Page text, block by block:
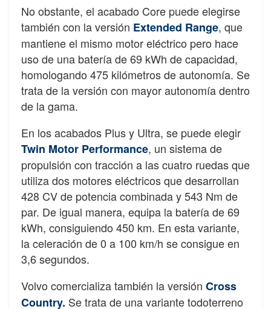
No obstante, el acabado Core puede elegirse
también con la versión Extended Range, que
mantiene el mismo motor eléctrico pero hace
uso de una batería de 69 kWh de capacidad,
homologando 475 kilómetros de autonomía. Se
trata de la versión con mayor autonomía dentro
de la gama.
En los acabados Plus y Ultra, se puede elegir
Twin Motor Performance, un sistema de
propulsión con tracción a las cuatro ruedas que
utiliza dos motores eléctricos que desarrollan
428 CV de potencia combinada y 543 Nm de
par. De igual manera, equipa la batería de 69
kWh, consiguiendo 450 km. En esta variante,
la celeración de 0 a 100 km/h se consigue en
3,6 segundos.
Volvo comercializa también la versión Cross
Country. Se trata de una variante todoterreno